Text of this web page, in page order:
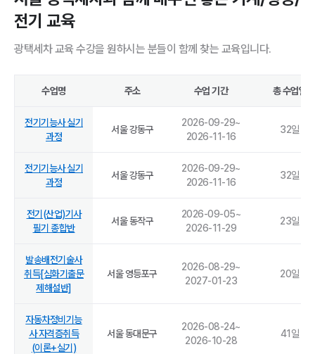
전기 교육
광택세차 교육 수강을 원하시는 분들이 함께 찾는 교육입니다.
수업명 주소 수업 기간 총 수업일
전기기능사 실기
과정
서울 강동구
2026-09-29~
2026-11-16
32일
전기기능사 실기
과정
서울 강동구
2026-09-29~
2026-11-16
32일
전기(산업)기사
필기 종합반
서울 동작구
2026-09-05~
2026-11-29
23일
발송배전기술사
취득[심화기출문
제해설반]
서울 영등포구
2026-08-29~
2027-01-23
20일
자동차정비기능
사 자격증취득
(이론+실기)
서울 동대문구
2026-08-24~
2026-10-28
41 일